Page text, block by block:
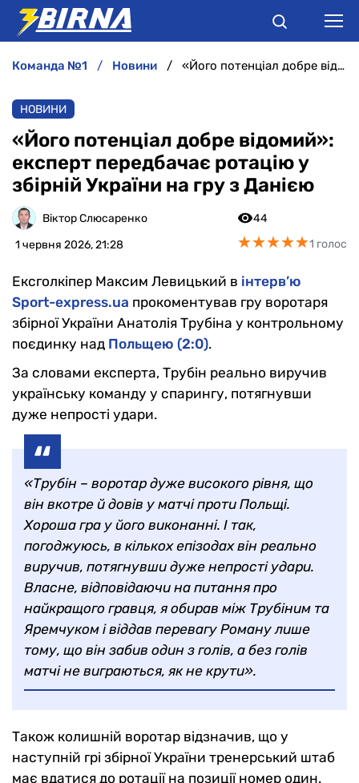
АНАЛІТИКА
ІНТЕРВ'Ю
РІЗНЕ
БУКМЕКЕРИ
команда №1 новини «Його потенціал добре відомий»: експерт передбачає ротацію у збірній України на гру з Данією
НОВИНИ
«Його потенціал добре відомий»:
експерт передбачає ротацію у
збірній України на гру з Данією
Віктор Слюсаренко
1 червня 2026, 21:28
44
★★★★★
★★★★★1 голос
Ексголкіпер Максим Левицький в інтерв’ю
Sport-express.ua прокоментував гру воротаря
збірної України Анатолія Трубіна у контрольному
поєдинку над Польщею (2:0).
За словами експерта, Трубін реально виручив
українську команду у спарингу, потягнувши
дуже непрості удари.
«Трубін – воротар дуже високого рівня, що
він вкотре й довів у матчі проти Польщі.
Хороша гра у його виконанні. І так,
погоджуюсь, в кількох епізодах він реально
виручив, потягнувши дуже непрості удари.
Власне, відповідаючи на питання про
найкращого гравця, я обирав між Трубіним та
Яремчуком і віддав перевагу Роману лише
тому, що він забив один з голів, а без голів
матчі не виграються, як не крути».
Також колишній воротар відзначив, що у
наступній грі збірної України тренерський штаб
має вдатися до ротації на позиції номер один.